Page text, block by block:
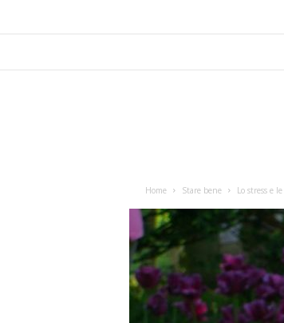
Home Stare bene Lo stress e